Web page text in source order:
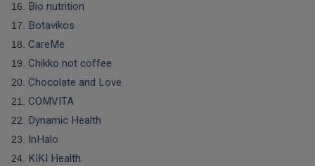
Bio nutrition
Botavikos
CareMe
Chikko not coffee
Chocolate and Love
COMVITA
Dynamic Health
InHalo
KIKI Health